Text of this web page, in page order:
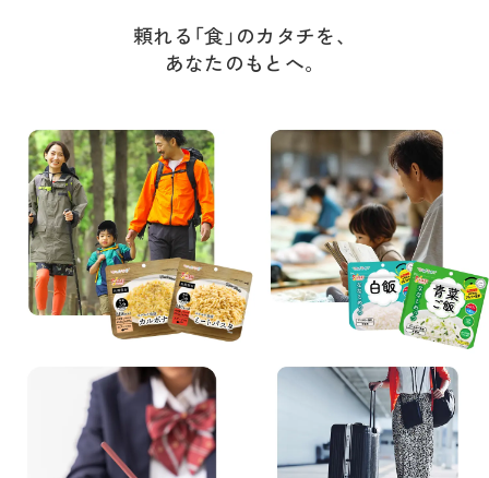
頼れる「食」のカタチを、
あなたのもとへ。